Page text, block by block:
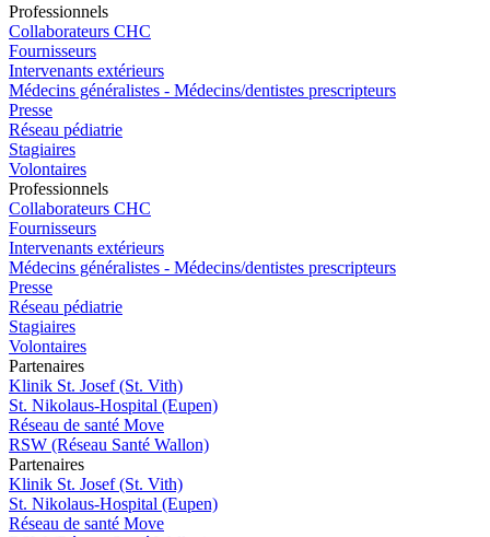
Professionnels
Collaborateurs CHC
Fournisseurs
Intervenants extérieurs
Médecins généralistes - Médecins/dentistes prescripteurs
Presse
Réseau pédiatrie
Stagiaires
Volontaires
Professionnels
Collaborateurs CHC
Fournisseurs
Intervenants extérieurs
Médecins généralistes - Médecins/dentistes prescripteurs
Presse
Réseau pédiatrie
Stagiaires
Volontaires
Partenaires
Klinik St. Josef (St. Vith)
St. Nikolaus-Hospital (Eupen)
Réseau de santé Move
RSW (Réseau Santé Wallon)
Partenaires
Klinik St. Josef (St. Vith)
St. Nikolaus-Hospital (Eupen)
Réseau de santé Move